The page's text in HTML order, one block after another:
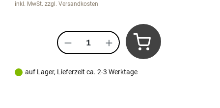
inkl. MwSt. zzgl. Versandkosten
Produkt Anzahl: Gib den
auf Lager, Lieferzeit ca. 2-3 Werktage